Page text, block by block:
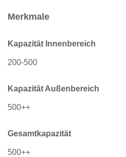
Merkmale
Kapazität Innenbereich
200-500
Kapazität Außenbereich
500++
Gesamtkapazität
500++